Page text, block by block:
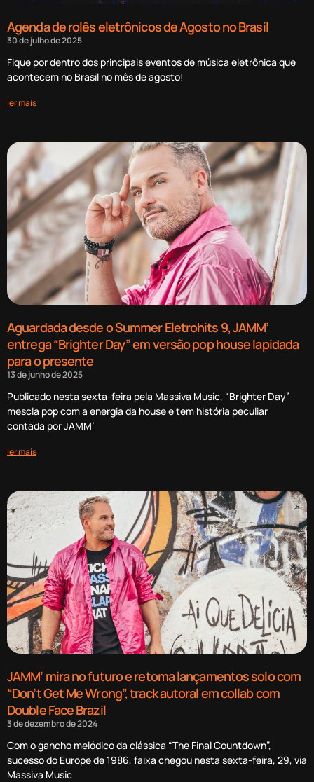
Agenda de rolês eletrônicos de Agosto no Brasil
30 de julho de 2025
Fique por dentro dos principais eventos de música eletrônica que
acontecem no Brasil no mês de agosto!
ler mais
Aguardada desde o Summer Eletrohits 9, JAMM’
entrega “Brighter Day” em versão pop house lapidada
para o presente
13 de junho de 2025
Publicado nesta sexta-feira pela Massiva Music, “Brighter Day”
mescla pop com a energia da house e tem história peculiar
contada por JAMM’
ler mais
JAMM’ mira no futuro e retoma lançamentos solo com
“Don’t Get Me Wrong”, track autoral em collab com
Double Face Brazil
3 de dezembro de 2024
Com o gancho melódico da clássica “The Final Countdown”,
sucesso do Europe de 1986, faixa chegou nesta sexta-feira, 29, via
Massiva Music